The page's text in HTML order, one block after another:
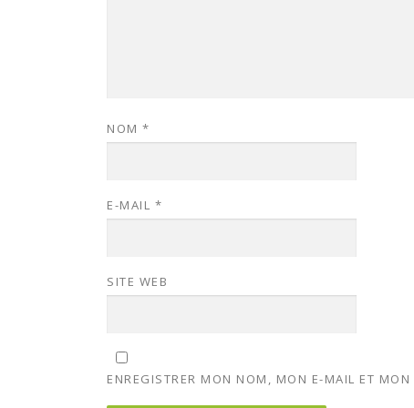
NOM *
E-MAIL *
SITE WEB
ENREGISTRER MON NOM, MON E-MAIL ET